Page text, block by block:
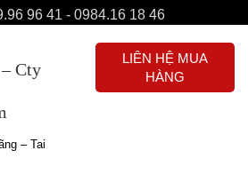
96 41 - 0984.16 18 46
Cty
– Tai
LIÊN HỆ MUA
HÀNG